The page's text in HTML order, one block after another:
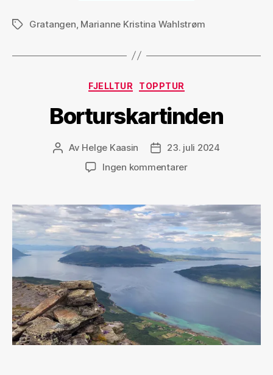
StikkordGratangen Marianne Kristina Wahlstrøm
Kategorier
FJELLTUR TOPPTUR
Borturskartinden
Innleggsforfatter
Av Helge Kaasin Publiseringsdato
23. juli 2024
Ingen kommentarertil